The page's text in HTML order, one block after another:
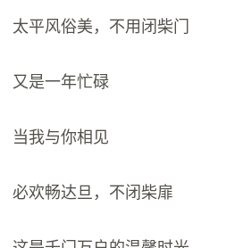
太平风俗美，不用闭柴门
又是一年忙碌
当我与你相见
必欢畅达旦，不闭柴扉